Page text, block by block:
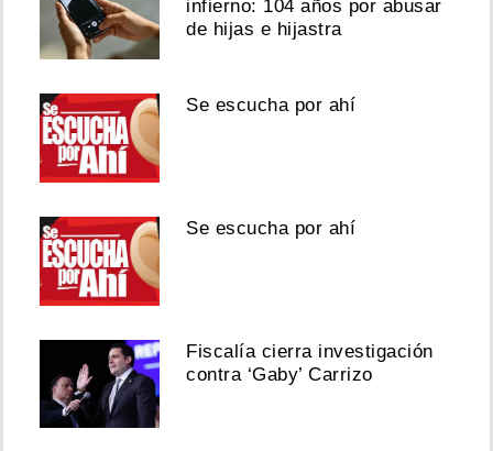
infierno: 104 años por abusar
de hijas e hijastra
Se escucha por ahí
Se escucha por ahí
Fiscalía cierra investigación
contra ‘Gaby’ Carrizo